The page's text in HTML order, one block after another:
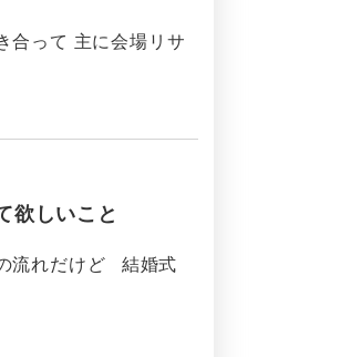
って 主に会場リサ
欲しいこと
流れだけど 結婚式